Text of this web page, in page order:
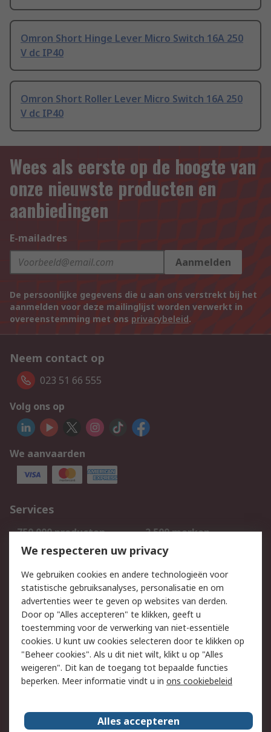
Omron Short Hinge Lever Micro Switch 16A 250
V dc IP40
Omron Short Roller Lever Micro Switch 16A 250
V dc IP40
Wees als eerste op de hoogte van
onze nieuwste producten en
aanbiedingen
E-mailadres
Aanmelden
De persoonlijke gegevens die u aan ons verstrekt bij het
aanmelden voor deze mailinglijst worden verwerkt in
overeenstemming met ons privacybeleid.
Neem contact op
023 51 66 555
Volg ons op
We aanvaarden
Services
750.000 producten
2.500 merken
Bestellen
Inkoopoplossingen
Track & Trace
Wettelijk
Cookiebeleid
Email veiligheid
Privacybeleid
Websitevoorwaarden
Algemene
verkoopvoorwaarden
Over RS
We respecteren uw privacy
We gebruiken cookies en andere technologieën voor
statistische gebruiksanalyses, personalisatie en om
advertenties weer te geven op websites van derden.
Door op "Alles accepteren" te klikken, geeft u
toestemming voor de verwerking van niet-essentiële
cookies. U kunt uw cookies selecteren door te klikken op
"Beheer cookies". Als u dit niet wilt, klikt u op "Alles
weigeren". Dit kan de toegang tot bepaalde functies
beperken. Meer informatie vindt u in ons cookiebeleid
Alles accepteren